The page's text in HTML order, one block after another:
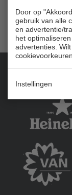
Door op
gebruik van alle
en advertentie/
het
advertenties.
Instellingen